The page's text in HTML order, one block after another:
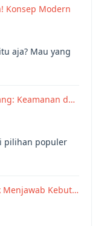
Konsep Modern
aja? Mau yang
Keamanan d…
pilihan populer
Menjawab Kebut…